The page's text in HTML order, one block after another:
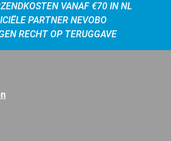
VANAF €70 IN NL
PARTNER NEVOBO
RECHT OP TERUGGAVE